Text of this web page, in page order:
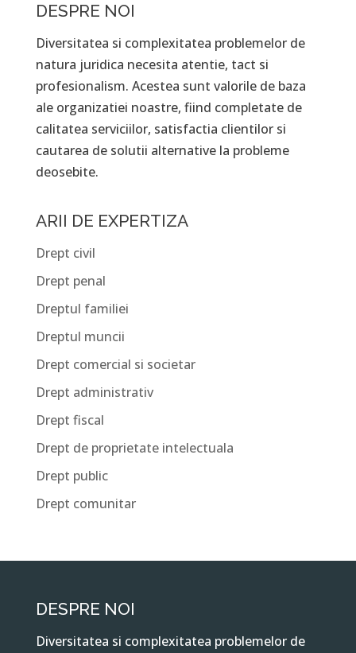
DESPRE NOI
Diversitatea si complexitatea problemelor de
natura juridica necesita atentie, tact si
profesionalism. Acestea sunt valorile de baza
ale organizatiei noastre, fiind completate de
calitatea serviciilor, satisfactia clientilor si
cautarea de solutii alternative la probleme
deosebite.
ARII DE EXPERTIZA
Drept civil
Drept penal
Dreptul familiei
Dreptul muncii
Drept comercial si societar
Drept administrativ
Drept fiscal
Drept de proprietate intelectuala
Drept public
Drept comunitar
DESPRE NOI
Diversitatea si complexitatea problemelor de